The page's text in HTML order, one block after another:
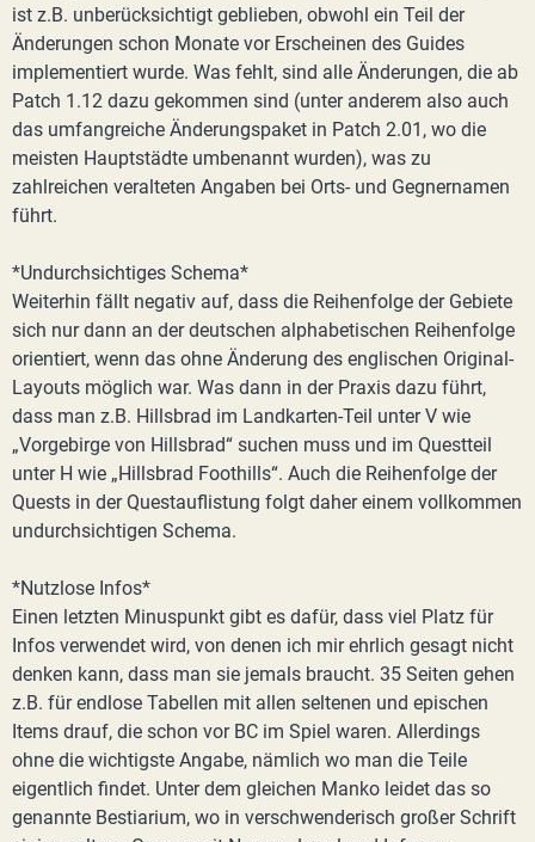
ist z.B. unberücksichtigt geblieben, obwohl ein Teil der
Änderungen schon Monate vor Erscheinen des Guides
implementiert wurde. Was fehlt, sind alle Änderungen, die ab
Patch 1.12 dazu gekommen sind (unter anderem also auch
das umfangreiche Änderungspaket in Patch 2.01, wo die
meisten Hauptstädte umbenannt wurden), was zu
zahlreichen veralteten Angaben bei Orts- und Gegnernamen
führt.
*Undurchsichtiges Schema*
Weiterhin fällt negativ auf, dass die Reihenfolge der Gebiete
sich nur dann an der deutschen alphabetischen Reihenfolge
orientiert, wenn das ohne Änderung des englischen Original-
Layouts möglich war. Was dann in der Praxis dazu führt,
dass man z.B. Hillsbrad im Landkarten-Teil unter V wie
„Vorgebirge von Hillsbrad“ suchen muss und im Questteil
unter H wie „Hillsbrad Foothills“. Auch die Reihenfolge der
Quests in der Questauflistung folgt daher einem vollkommen
undurchsichtigen Schema.
*Nutzlose Infos*
Einen letzten Minuspunkt gibt es dafür, dass viel Platz für
Infos verwendet wird, von denen ich mir ehrlich gesagt nicht
denken kann, dass man sie jemals braucht. 35 Seiten gehen
z.B. für endlose Tabellen mit allen seltenen und epischen
Items drauf, die schon vor BC im Spiel waren. Allerdings
ohne die wichtigste Angabe, nämlich wo man die Teile
eigentlich findet. Unter dem gleichen Manko leidet das so
genannte Bestiarium, wo in verschwenderisch großer Schrift